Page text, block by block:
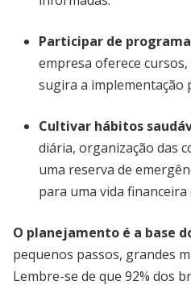
Participar de
empresa oferece
sugira a implementação
Cultivar hábitos
diária, organização das
uma reserva de
para uma vida financeira
O planejamento é a base
pequenos passos, grandes
Lembre-se de que 92% dos